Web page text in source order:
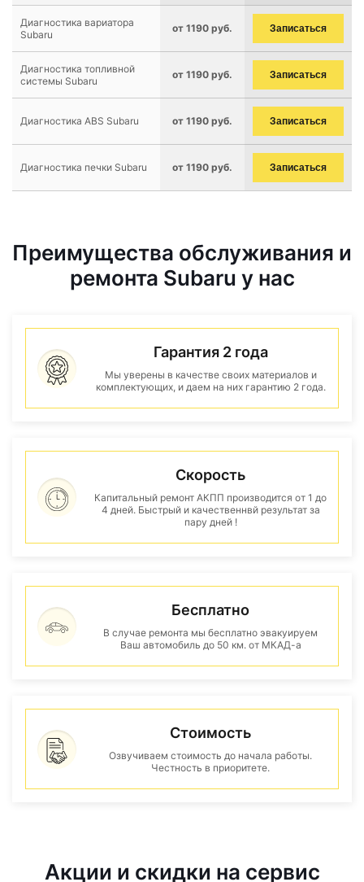
Диагностика вариатора
Subaru
от 1190 руб. Записаться
Диагностика топливной
системы Subaru
от 1190 руб. Записаться
Диагностика ABS Subaru от 1190 руб. Записаться
Диагностика печки Subaru от 1190 руб. Записаться
Преимущества обслуживания и
ремонта Subaru у нас
Гарантия 2 года
Мы уверены в качестве своих материалов и
комплектующих, и даем на них гарантию 2 года.
Скорость
Капитальный ремонт АКПП производится от 1 до
4 дней. Быстрый и качественнвй результат за
пару дней !
Бесплатно
В случае ремонта мы бесплатно эвакуируем
Ваш автомобиль до 50 км. от МКАД-а
Стоимость
Озвучиваем стоимость до начала работы.
Честность в приоритете.
Акции и скидки на сервис